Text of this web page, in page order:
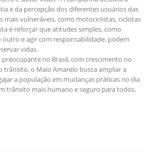
e da percepção dos diferentes usuários das
mais vulneráveis, como motociclistas, ciclistas
é reforçar que atitudes simples, como
outro e agir com responsabilidade, podem
vidas.
no Brasil, com crescimento no
trânsito, o Maio Amarelo busca ampliar a
a população em mudanças práticas no dia
trânsito mais humano e seguro para todos.